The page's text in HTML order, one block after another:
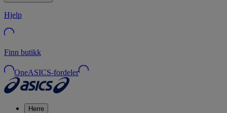
Hjelp
Finn butikk
OneASICS-fordeler
Herre